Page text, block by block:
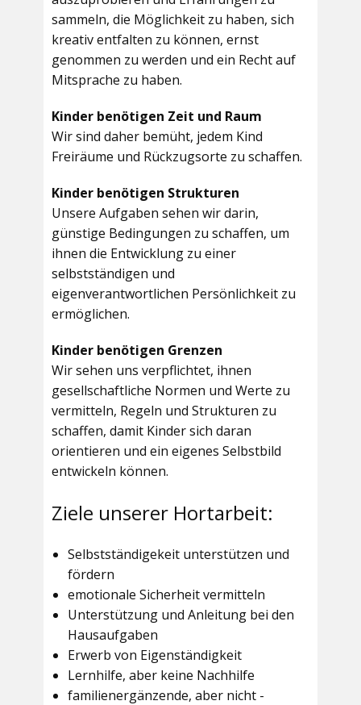
sammeln, die Möglichkeit zu haben, sich
kreativ entfalten zu können, ernst
genommen zu werden und ein Recht auf
Mitsprache zu haben.
Kinder benötigen Zeit und Raum
Wir sind daher bemüht, jedem Kind
Freiräume und Rückzugsorte zu schaffen.
Kinder benötigen Strukturen
Unsere Aufgaben sehen wir darin,
günstige Bedingungen zu schaffen, um
ihnen die Entwicklung zu einer
selbstständigen und
eigenverantwortlichen Persönlichkeit zu
ermöglichen.
Kinder benötigen Grenzen
Wir sehen uns verpflichtet, ihnen
gesellschaftliche Normen und Werte zu
vermitteln, Regeln und Strukturen zu
schaffen, damit Kinder sich daran
orientieren und ein eigenes Selbstbild
entwickeln können.
Ziele unserer Hortarbeit:
Selbstständigekeit unterstützen und
fördern
emotionale Sicherheit vermitteln
Unterstützung und Anleitung bei den
Hausaufgaben
Erwerb von Eigenständigkeit
Lernhilfe, aber keine Nachhilfe
familienergänzende, aber nicht -